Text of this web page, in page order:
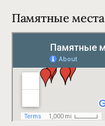
Памятные места